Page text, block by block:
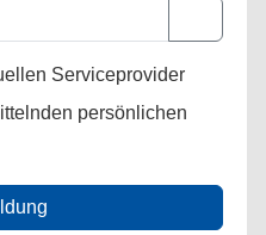
Serviceprovider
persönlichen